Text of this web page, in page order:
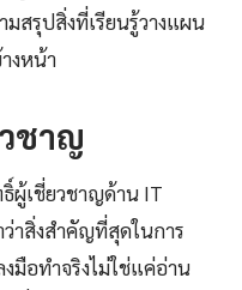
สรุปสิ่งที่เรียนรู้วางแผน
งหน้า
ชาญ
ผู้เชี่ยวชาญด้าน IT
าสิ่งสำคัญที่สุดในการ
มือทำจริงไม่ใช่แค่อ่าน